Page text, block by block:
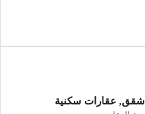
شقق, عقارات سكنية